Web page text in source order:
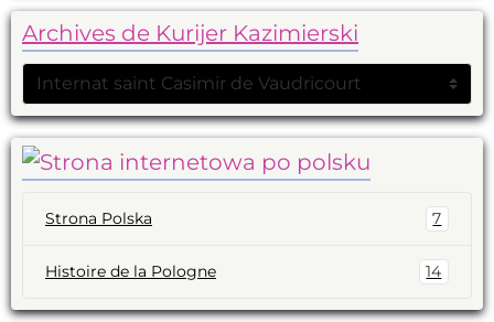
Archives de Kurijer Kazimierski
Strona Polska 7
Histoire de la Pologne 14